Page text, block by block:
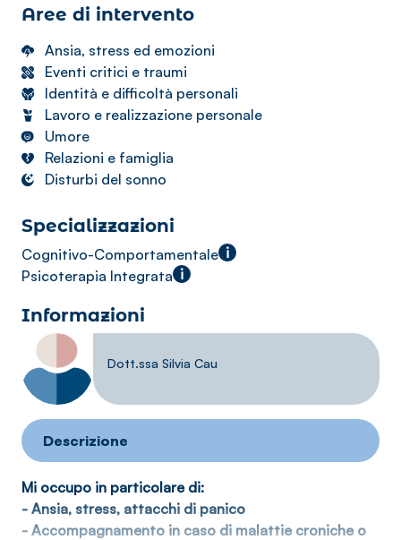
Aree di intervento
Ansia, stress ed emozioni
Eventi critici e traumi
Identità e difficoltà personali
Lavoro e realizzazione personale
Umore
Relazioni e famiglia
Disturbi del sonno
Specializzazioni
Cognitivo-Comportamentale i
Psicoterapia Integrata i
Informazioni
Dott.ssa Silvia Cau
Descrizione
Mi occupo in particolare di:
- Ansia, stress, attacchi di panico
- Accompagnamento in caso di malattie croniche o